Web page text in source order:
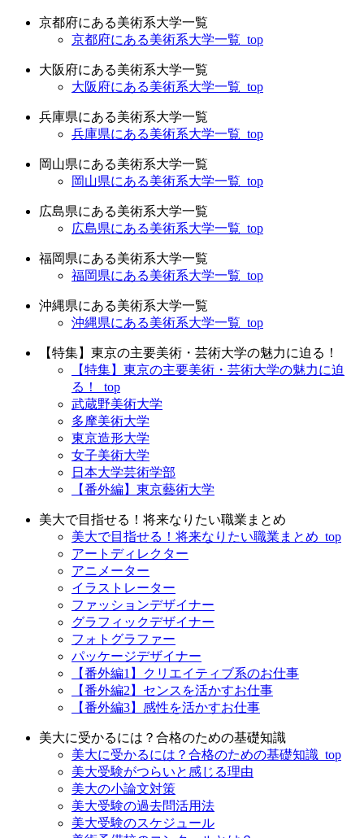
京都府にある美術系大学一覧
京都府にある美術系大学一覧_top
大阪府にある美術系大学一覧
大阪府にある美術系大学一覧_top
兵庫県にある美術系大学一覧
兵庫県にある美術系大学一覧_top
岡山県にある美術系大学一覧
岡山県にある美術系大学一覧_top
広島県にある美術系大学一覧
広島県にある美術系大学一覧_top
福岡県にある美術系大学一覧
福岡県にある美術系大学一覧_top
沖縄県にある美術系大学一覧
沖縄県にある美術系大学一覧_top
【特集】東京の主要美術・芸術大学の魅力に迫る！
【特集】東京の主要美術・芸術大学の魅力に迫
る！_top
武蔵野美術大学
多摩美術大学
東京造形大学
女子美術大学
日本大学芸術学部
【番外編】東京藝術大学
美大で目指せる！将来なりたい職業まとめ
美大で目指せる！将来なりたい職業まとめ_top
アートディレクター
アニメーター
イラストレーター
ファッションデザイナー
グラフィックデザイナー
フォトグラファー
パッケージデザイナー
【番外編1】クリエイティブ系のお仕事
【番外編2】センスを活かすお仕事
【番外編3】感性を活かすお仕事
美大に受かるには？合格のための基礎知識
美大に受かるには？合格のための基礎知識_top
美大受験がつらいと感じる理由
美大の小論文対策
美大受験の過去問活用法
美大受験のスケジュール